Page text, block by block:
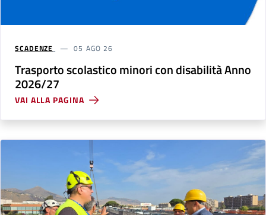
SCADENZE 05 AGO 26
Trasporto scolastico minori con disabilità Anno
2026/27
VAI ALLA PAGINA